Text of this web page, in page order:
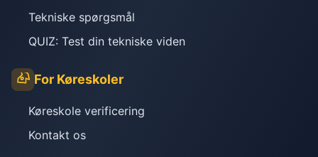
Tekniske spørgsmål
QUIZ: Test din tekniske viden
For Køreskoler
Køreskole verificering
Kontakt os